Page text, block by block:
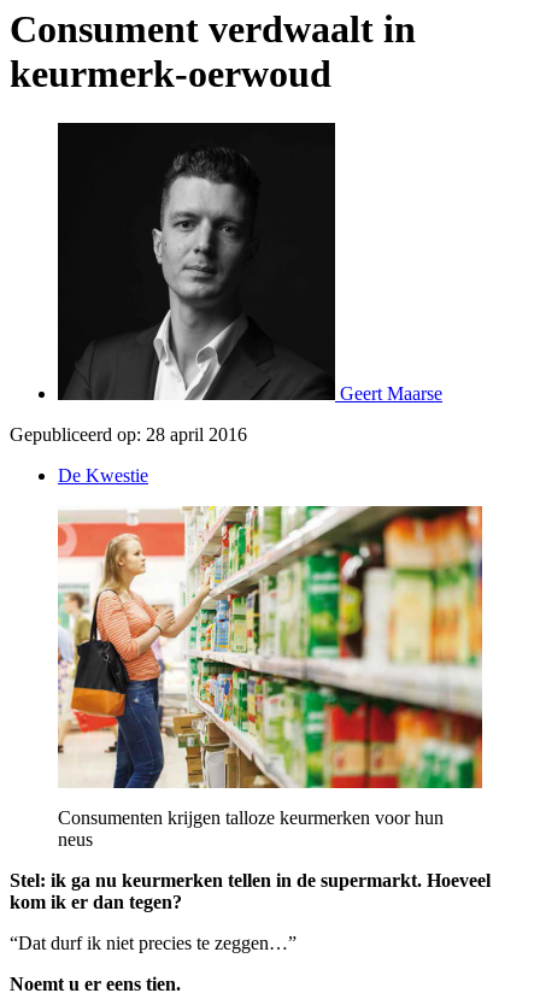
Consument verdwaalt in
keurmerk-oerwoud
Geert Maarse
Gepubliceerd op: 28 april 2016
De Kwestie
Consumenten krijgen talloze keurmerken voor hun
neus
Stel: ik ga nu keurmerken tellen in de supermarkt. Hoeveel
kom ik er dan tegen?
“Dat durf ik niet precies te zeggen…”
Noemt u er eens tien.